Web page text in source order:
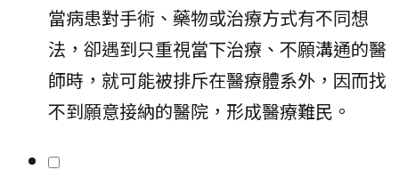
當病患對手術、藥物或治療方式有不同想
法，卻遇到只重視當下治療、不願溝通的醫
師時，就可能被排斥在醫療體系外，因而找
不到願意接納的醫院，形成醫療難民。